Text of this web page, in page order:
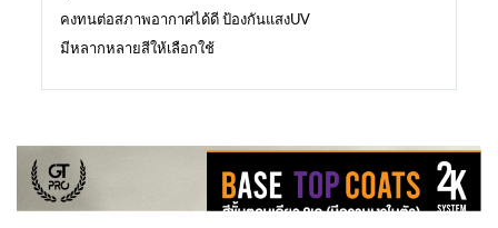
คงทนต่อสภาพอากาศได้ดี ป้องกันแสงUV
มีหลากหลายสีให้เลือกใช้